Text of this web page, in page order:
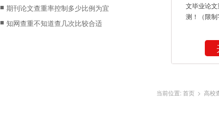
■ 期刊论文查重率控制多少比例为宜
■ 知网查重不知道查几次比较合适
文毕业论
测！（限
当前位置:首页 > 高校